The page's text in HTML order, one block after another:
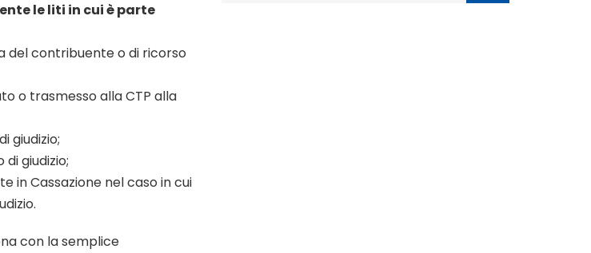
le liti in cui è parte
del contribuente o di ricorso
o trasmesso alla CTP alla
giudizio;
di giudizio;
in Cassazione nel caso in cui
con la semplice